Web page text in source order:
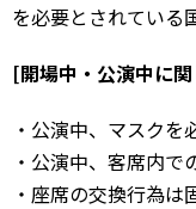
を必要とされている
[開場中・公演中に
・公演中、マスクを
・公演中、客席内で
・座席の交換行為は